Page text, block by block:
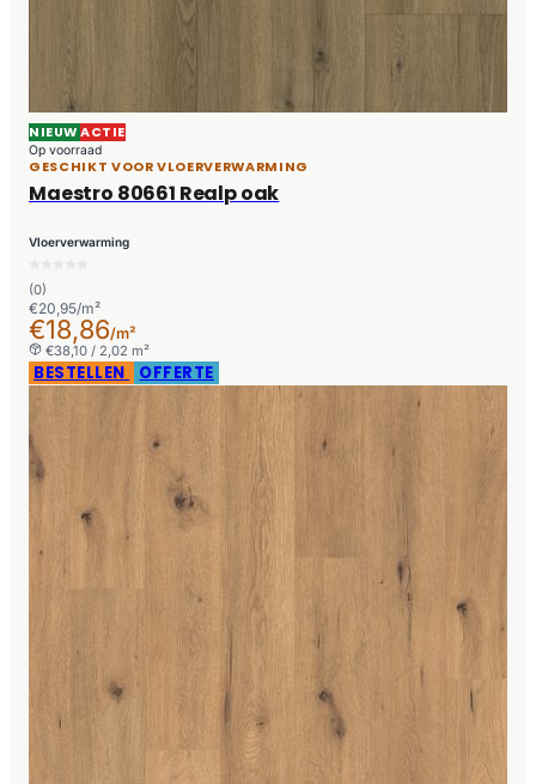
NIEUWACTIE
Op voorraad
GESCHIKT VOOR VLOERVERWARMING
Maestro 80661 Realp oak
Vloerverwarming
(0)
€20,95/m²
€18,86/m²
€38,10 / 2,02 m²
BESTELLEN OFFERTE